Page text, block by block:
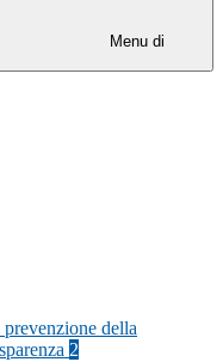
Menu di
della
2